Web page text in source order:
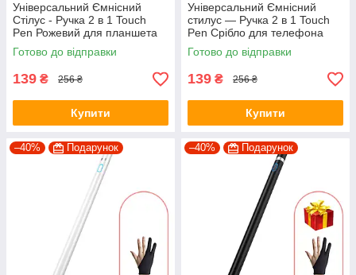
Універсальний Ємнісний
Стілус - Ручка 2 в 1 Touch
Pen Рожевий для планшета
сенсорного екрану
Готово до відправки
139 ₴ 256 ₴
Купити
Універсальний Ємнісний
стилус — Ручка 2 в 1 Touch
Pen Срібло для телефона
планшета сенсорного екрана
Готово до відправки
139 ₴ 256 ₴
Купити
–40% Подарунок –40% Подарунок